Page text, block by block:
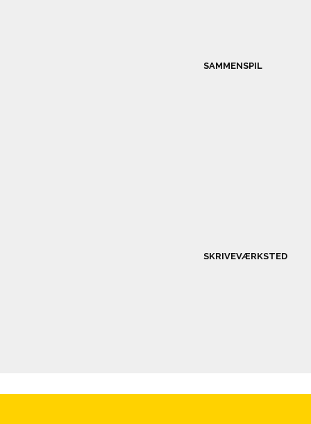
SAMMENSPIL
SKRIVEVÆRKSTED